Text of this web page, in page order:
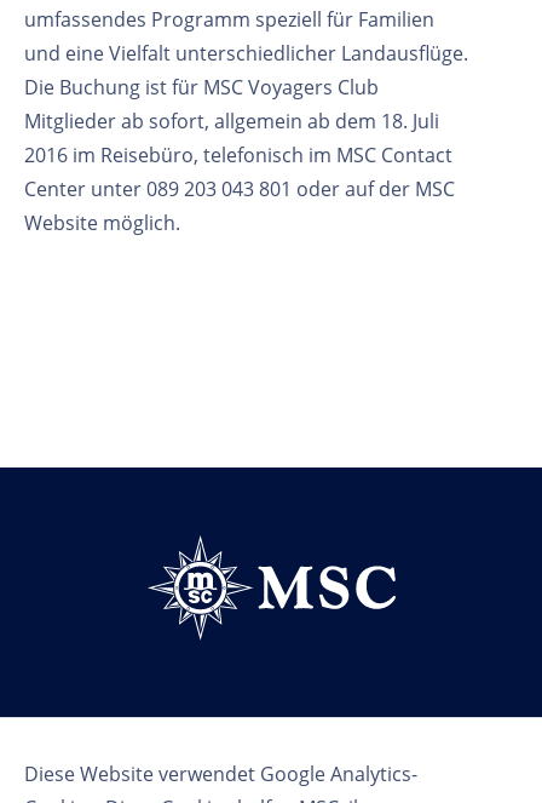
Diese Website verwendet Google Analytics-
umfassendes Programm speziell für Familien
und eine Vielfalt unterschiedlicher Landausflüge.
Die Buchung ist für MSC Voyagers Club
Mitglieder ab sofort, allgemein ab dem 18. Juli
2016 im Reisebüro, telefonisch im MSC Contact
Center unter 089 203 043 801 oder auf der MSC
Website möglich.
Follow us